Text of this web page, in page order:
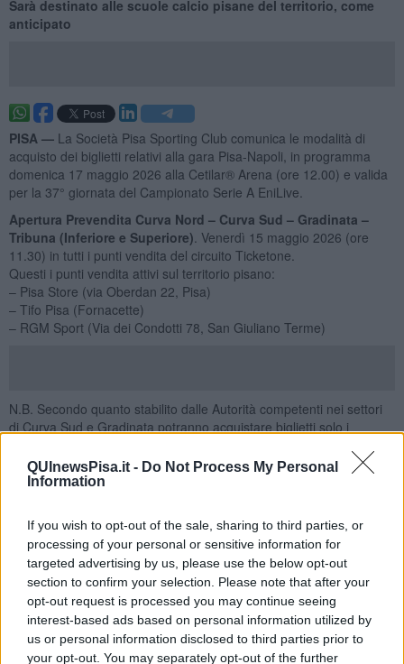
QUInewsPisa.it - Do Not Process My Personal
Information
If you wish to opt-out of the sale, sharing to third parties, or
processing of your personal or sensitive information for
targeted advertising by us, please use the below opt-out
section to confirm your selection. Please note that after your
opt-out request is processed you may continue seeing
interest-based ads based on personal information utilized by
us or personal information disclosed to third parties prior to
your opt-out. You may separately opt-out of the further
Sarà destinato alle scuole calcio pisane del territorio, come
anticipato
PISA — La Società Pisa Sporting Club comunica le modalità di
acquisto dei biglietti relativi alla gara Pisa-Napoli, in programma
domenica 17 maggio 2026 alla Cetilar® Arena (ore 12.00) e valida
per la 37° giornata del Campionato Serie A EniLive.
Apertura Prevendita Curva Nord – Curva Sud – Gradinata –
Tribuna (Inferiore e Superiore) . Venerdì 15 maggio 2026 (ore
11.30) in tutti i punti vendita del circuito Ticketone.
Questi i punti vendita attivi sul territorio pisano:
– Pisa Store (via Oberdan 22, Pisa)
– Tifo Pisa (Fornacette)
– RGM Sport (Via dei Condotti 78, San Giuliano Terme)
N.B. Secondo quanto stabilito dalle Autorità competenti nei settori
di Curva Sud e Gradinata potranno acquistare biglietti solo i
riguarderà i settori di Tribuna Superiore, Tribuna Inferiore.
Apertura Prevendita Settore Ospiti (Curva Sud)
residenti nella Regione Campania non potranno acquistare
tagliandi in nessun settore dello stadio
Apertura prevendita on line. Venerdì 15 maggio 2026 (ore
11.30). Ricordiamo che in questa modalità non è possibile
acquistare biglietti a tariffa ridotta riservati alle Persone con
Disabilità nel settore di Tribuna.
Questo il link:https://pisasportingclub.ticketone.it/search